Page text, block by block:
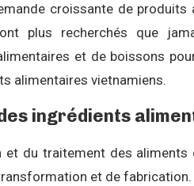
croissante de
plus recherchés que
et de boissons
alimentaires vietnamiens.
ingrédients
du traitement des aliments
et de